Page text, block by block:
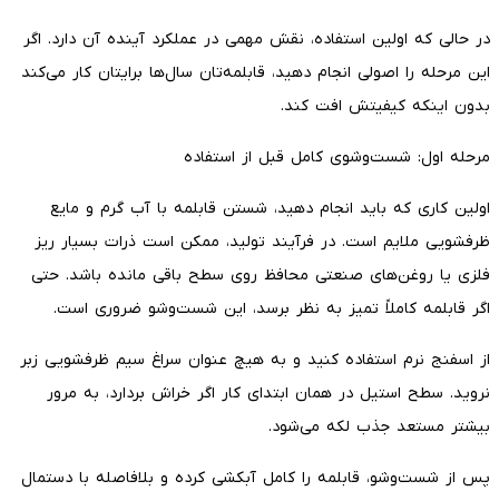
در حالی که اولین استفاده، نقش مهمی در عملکرد آینده آن دارد. اگر
این مرحله را اصولی انجام دهید، قابلمه‌تان سال‌ها برایتان کار می‌کند
بدون اینکه کیفیتش افت کند.
مرحله اول: شست‌وشوی کامل قبل از استفاده
اولین کاری که باید انجام دهید، شستن قابلمه با آب گرم و مایع
ظرفشویی ملایم است. در فرآیند تولید، ممکن است ذرات بسیار ریز
فلزی یا روغن‌های صنعتی محافظ روی سطح باقی مانده باشد. حتی
اگر قابلمه کاملاً تمیز به نظر برسد، این شست‌وشو ضروری است.
از اسفنج نرم استفاده کنید و به هیچ عنوان سراغ سیم ظرفشویی زبر
نروید. سطح استیل در همان ابتدای کار اگر خراش بردارد، به مرور
بیشتر مستعد جذب لکه می‌شود.
پس از شست‌وشو، قابلمه را کامل آبکشی کرده و بلافاصله با دستمال